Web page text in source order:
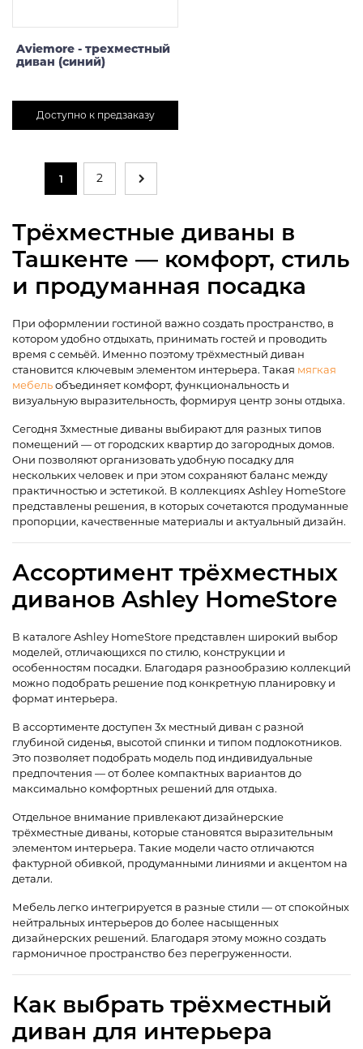
Aviemore - трехместный
диван (синий)
Доступно к предзаказу
1 2
Трёхместные диваны в
Ташкенте — комфорт, стиль
и продуманная посадка
При оформлении гостиной важно создать пространство, в
котором удобно отдыхать, принимать гостей и проводить
время с семьёй. Именно поэтому трёхместный диван
становится ключевым элементом интерьера. Такая мягкая
мебельобъединяет комфорт, функциональность и
визуальную выразительность, формируя центр зоны отдыха.
Сегодня 3хместные диваны выбирают для разных типов
помещений — от городских квартир до загородных домов.
Они позволяют организовать удобную посадку для
нескольких человек и при этом сохраняют баланс между
практичностью и эстетикой. В коллекциях Ashley HomeStore
представлены решения, в которых сочетаются продуманные
пропорции, качественные материалы и актуальный дизайн.
Ассортимент трёхместных
диванов Ashley HomeStore
В каталоге Ashley HomeStore представлен широкий выбор
моделей, отличающихся по стилю, конструкции и
особенностям посадки. Благодаря разнообразию коллекций
можно подобрать решение под конкретную планировку и
формат интерьера.
В ассортименте доступен 3х местный диван с разной
глубиной сиденья, высотой спинки и типом подлокотников.
Это позволяет подобрать модель под индивидуальные
предпочтения — от более компактных вариантов до
максимально комфортных решений для отдыха.
Отдельное внимание привлекают дизайнерские
трёхместные диваны, которые становятся выразительным
элементом интерьера. Такие модели часто отличаются
фактурной обивкой, продуманными линиями и акцентом на
детали.
Мебель легко интегрируется в разные стили — от спокойных
нейтральных интерьеров до более насыщенных
дизайнерских решений. Благодаря этому можно создать
гармоничное пространство без перегруженности.
Как выбрать трёхместный
диван для интерьера